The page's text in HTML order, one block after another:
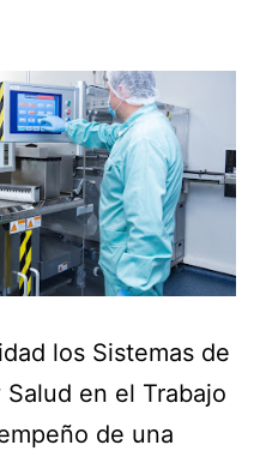
los Sistemas de
en el Trabajo
de una